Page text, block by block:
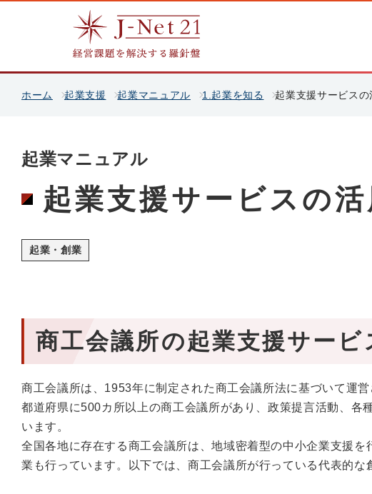
ホーム 起業支援 起業マニュアル 1.起業を知る 起業支援サービス
起業マニュアル
起業支援サービスの
起業・創業
商工会議所の起業支援サービ
商工会議所は、1953年に制定された商工会議所法に基づいて運
都道府県に500カ所以上の商工会議所があり、政策提言活動、各
います。
全国各地に存在する商工会議所は、地域密着型の中小企業支援
業も行っています。以下では、商工会議所が行っている代表的な